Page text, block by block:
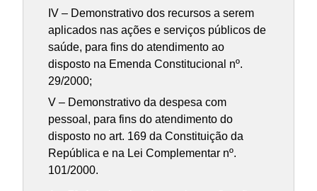
IV – Demonstrativo dos recursos a serem
aplicados nas ações e serviços públicos de
saúde, para fins do atendimento ao
disposto na Emenda Constitucional nº.
29/2000;
V – Demonstrativo da despesa com
pessoal, para fins do atendimento do
disposto no art. 169 da Constituição da
República e na Lei Complementar nº.
101/2000.